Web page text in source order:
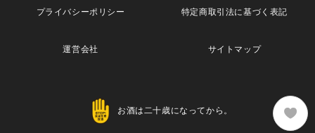
プライバシーポリシー 特定商取引法に基づく表記
運営会社 サイトマップ
お酒は二十歳になってから。